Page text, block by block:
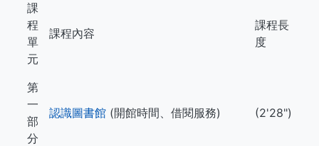
課
程
單
元
課程內容
課程長
度
第
一
部
分
認識圖書館 (開館時間、借閱服務) (2'28")